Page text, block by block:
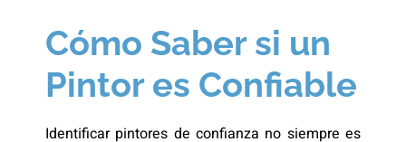
Cómo Saber si un
Pintor es Confiable
Identificar pintores de confianza no siempre es